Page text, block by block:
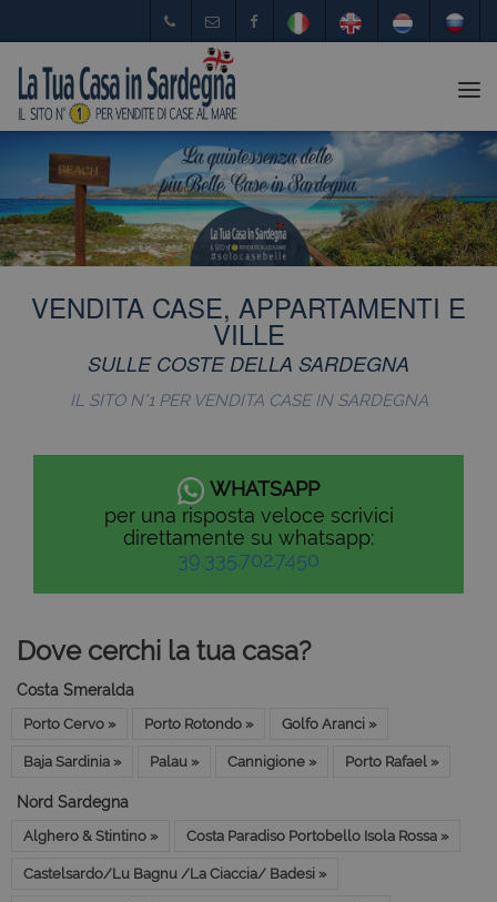
VENDITA CASE, APPARTAMENTI E
VILLE
SULLE COSTE DELLA SARDEGNA
IL SITO N°1 PER VENDITA CASE IN SARDEGNA
WHATSAPP
per una risposta veloce scrivici
direttamente su whatsapp:
39.335.702.7450
Dove cerchi la tua casa?
Costa Smeralda
Porto Cervo » Porto Rotondo » Golfo Aranci »
Baja Sardinia » Palau » Cannigione » Porto Rafael »
Nord Sardegna
Alghero & Stintino » Costa Paradiso Portobello Isola Rossa »
Castelsardo/Lu Bagnu /La Ciaccia/ Badesi »